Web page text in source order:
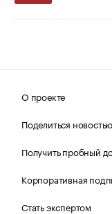
О проекте
Поделиться
Получить пробный
Корпоративная
Стать экспертом